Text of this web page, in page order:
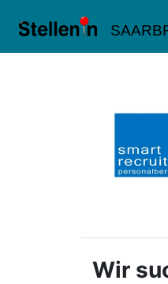
Wir